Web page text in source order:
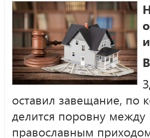
оставил завещание, по
делится поровну
православным